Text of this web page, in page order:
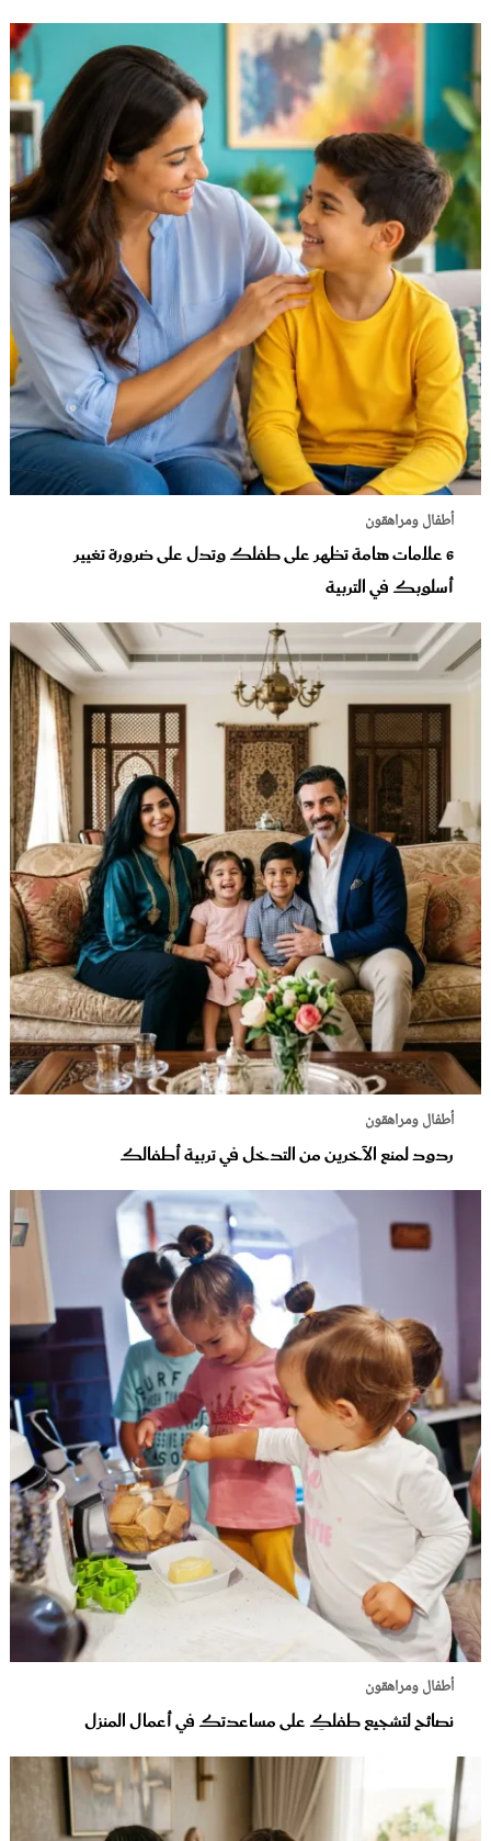
أطفال ومراهقون
6 علامات هامة تظهر على طفلك وتدل على ضرورة تغيير
أسلوبك في التربية
أطفال ومراهقون
ردود لمنع الآخرين من التدخل في تربية أطفالك
أطفال ومراهقون
نصائح لتشجيع طفلكِ على مساعدتك في أعمال المنزل